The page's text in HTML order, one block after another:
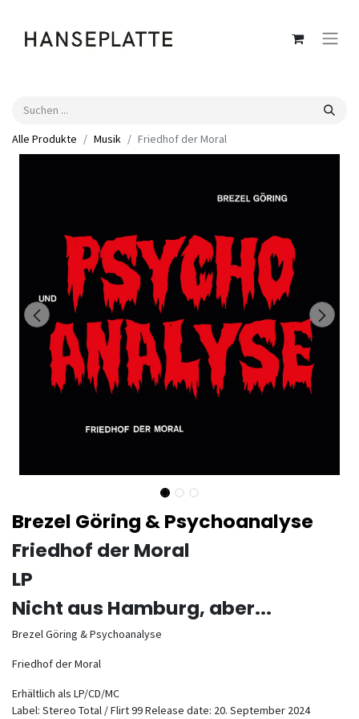
Alle Produkte Musik Friedhof der Moral
Brezel Göring & Psychoanalyse
Friedhof der Moral
LP
Nicht aus Hamburg, aber...
Brezel Göring & Psychoanalyse
Friedhof der Moral
Erhältlich als LP/CD/MC
Label: Stereo Total / Flirt 99 Release date: 20. September 2024